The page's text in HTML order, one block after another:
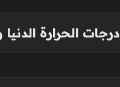
درجات الحرارة